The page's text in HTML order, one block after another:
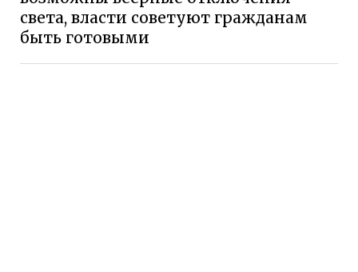
света, власти советуют гражданам
быть готовыми